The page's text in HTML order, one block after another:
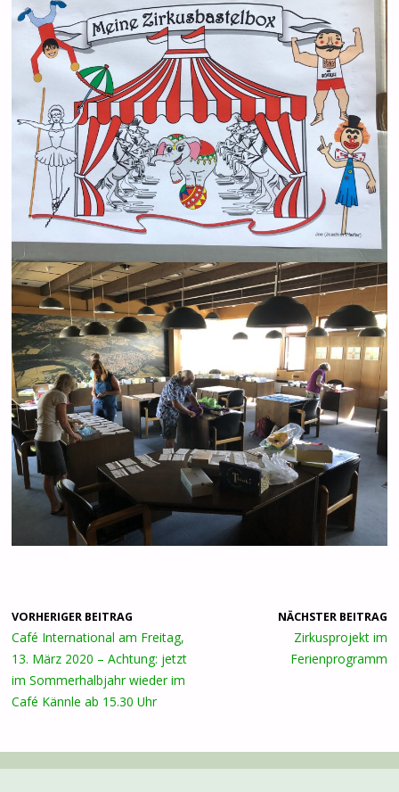
VORHERIGER BEITRAG
Café International am Freitag,
13. März 2020 – Achtung: jetzt
im Sommerhalbjahr wieder im
Café Kännle ab 15.30 Uhr
NÄCHSTER BEITRAG
Zirkusprojekt im
Ferienprogramm